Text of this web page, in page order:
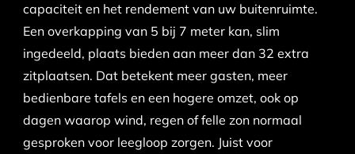
capaciteit en het rendement van uw buitenruimte.
Een overkapping van 5 bij 7 meter kan, slim
ingedeeld, plaats bieden aan meer dan 32 extra
zitplaatsen. Dat betekent meer gasten, meer
bedienbare tafels en een hogere omzet, ook op
dagen waarop wind, regen of felle zon normaal
gesproken voor leegloop zorgen. Juist voor